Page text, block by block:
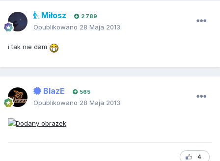
Miłosz 2 789
Opublikowano 28 Maja 2013
i tak nie dam
BlazE 565
Opublikowano 28 Maja 2013
4